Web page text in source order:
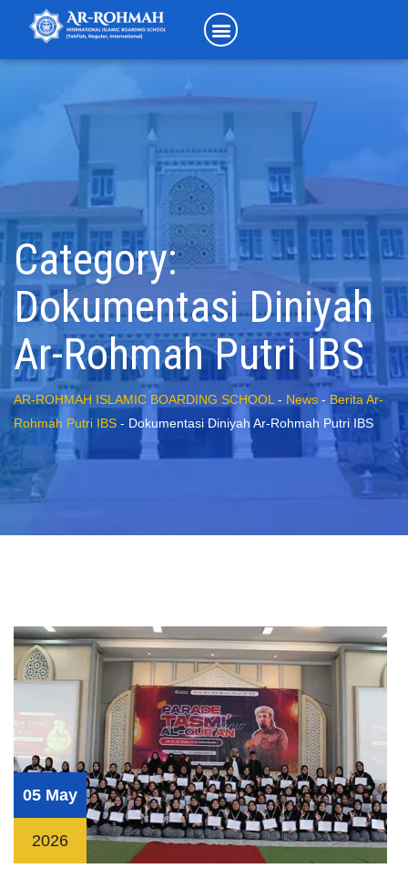
Category:
Dokumentasi Diniyah
Ar-Rohmah Putri IBS
AR-ROHMAH ISLAMIC BOARDING SCHOOL - News - Berita Ar-
Rohmah Putri IBS - Dokumentasi Diniyah Ar-Rohmah Putri IBS
05 May
2026